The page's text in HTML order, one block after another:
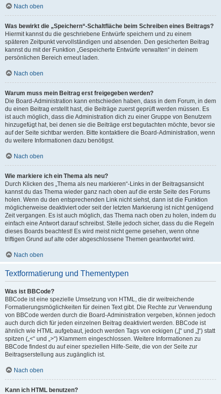
Nach oben
Was bewirkt die „Speichern“-Schaltfläche beim Schreiben eines Beitrags?
Hiermit kannst du die geschriebene Entwürfe speichern und zu einem
späteren Zeitpunkt vervollständigen und absenden. Den gesicherten Beitrag
kannst du mit der Funktion „Gespeicherte Entwürfe verwalten“ in deinem
persönlichen Bereich erneut laden.
Nach oben
Warum muss mein Beitrag erst freigegeben werden?
Die Board-Administration kann entschieden haben, dass in dem Forum, in dem
du einen Beitrag erstellt hast, die Beiträge zuerst geprüft werden müssen. Es
ist auch möglich, dass die Administration dich zu einer Gruppe von Benutzern
hinzugefügt hat, bei denen sie die Beiträge erst begutachten möchte, bevor sie
auf der Seite sichtbar werden. Bitte kontaktiere die Board-Administration, wenn
du weitere Informationen dazu benötigst.
Nach oben
Wie markiere ich ein Thema als neu?
Durch Klicken des „Thema als neu markieren“-Links in der Beitragsansicht
kannst du das Thema wieder ganz nach oben auf die erste Seite des Forums
holen. Wenn du den entsprechenden Link nicht siehst, dann ist die Funktion
möglicherweise deaktiviert oder seit der letzten Markierung ist nicht genügend
Zeit vergangen. Es ist auch möglich, das Thema nach oben zu holen, indem du
einfach eine Antwort darauf schreibst. Stelle jedoch sicher, dass du die Regeln
dieses Boards beachtest! Es wird meist nicht gerne gesehen, wenn ohne
triftigen Grund auf alte oder abgeschlossene Themen geantwortet wird.
Nach oben
Textformatierung und Thementypen
Was ist BBCode?
BBCode ist eine spezielle Umsetzung von HTML, die dir weitreichende
Formatierungsmöglichkeiten für deinen Text gibt. Die Rechte zur Verwendung
von BBCode werden durch die Board-Administration vergeben, können jedoch
auch durch dich für jeden einzelnen Beitrag deaktiviert werden. BBCode ist
ähnlich wie HTML aufgebaut, jedoch werden Tags von eckigen („[“ und „]“) statt
spitzen („<“ und „>“) Klammern eingeschlossen. Weitere Informationen zu
BBCode findest du auf einer speziellen Hilfe-Seite, die von der Seite zur
Beitragserstellung aus zugänglich ist.
Nach oben
Kann ich HTML benutzen?